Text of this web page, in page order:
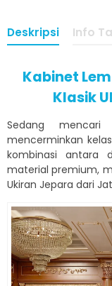
Deskripsi Info
Kabinet
Klasik
Sedang
mencerminkan
kombinasi antara
material premium,
Ukiran Jepara dari